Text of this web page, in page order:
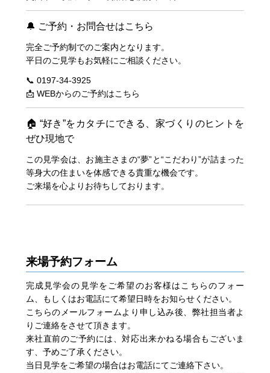
🔔 ご予約・お問合せはこちら
完全ご予約制でのご案内となります。
平日のご見学もお気軽にご相談ください。
📞 0197-34-3925
📩 WEBからのご予約はこちら
🏠 “好き”をカタチにできる、家づくりのヒントを
ぜひ現地で
この見学会は、お施主さまの“夢”と“こだわり”が詰まった
等身大の住まいを体感できる貴重な機会です。
ご来場を心よりお待ちしております。
来場予約フォーム
完成見学会の見学をご希望のお客様はこちらのフォー
ム、もしくはお電話にて希望日時をお知らせください。
こちらのメールフォームより申し込み後、弊社担当者よ
りご連絡をさせて頂きます。
来社直前のご予約には、対応出来かねる場合もございま
す、予めご了承ください。
当日見学をご希望の場合はお電話にてご連絡下さい。